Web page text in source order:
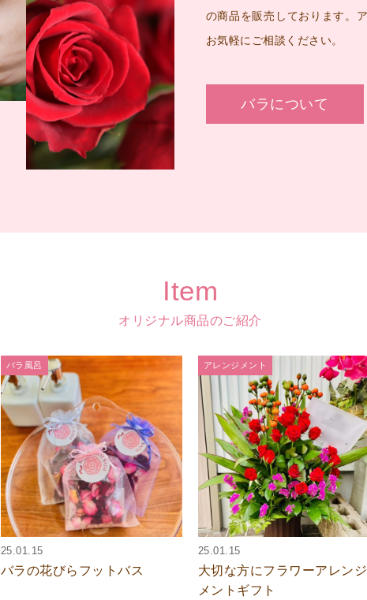
の商品を販売しております。
お気軽にご相談ください。
バラについて
Item
オリジナル商品のご紹介
バラ風呂
25.01.15
バラの花びらフットバス
アレンジメント
25.01.15
大切な方にフラワーアレンジ
メントギフト